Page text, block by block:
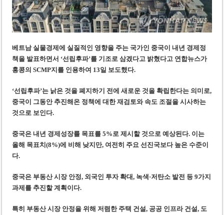
베트남 실물경제에 실질적인 영향을 주는 국가인 중국이 내년 경제정
책을 발표하면서 ‘선립후파’를 기조로 삼겠다고 밝혔다고 연합뉴스가
홍콩의 SCMP지를 인용하여 13일 보도했다.
‘선립후파’는 낡은 것을 폐지하기 전에 새로운 것을 확립한다는 의미로,
중국이 그동안 추진해온 정책에 대한 재검토와 속도 조절을 시사하는
것으로 보인다.
중국은 내년 경제성장률 목표를 5%로 제시할 것으로 예상된다. 이는
올해 목표치(8%)에 비해 낮지만, 여전히 주요 선진국보다 높은 수준이
다.
중국은 부동산 시장 안정, 외국인 투자 확대, 녹색·저탄소 발전 등 9가지
과제를 추진할 계획이다.
특히 부동산 시장 안정을 위해 저렴한 주택 건설, 공공 인프라 건설, 도